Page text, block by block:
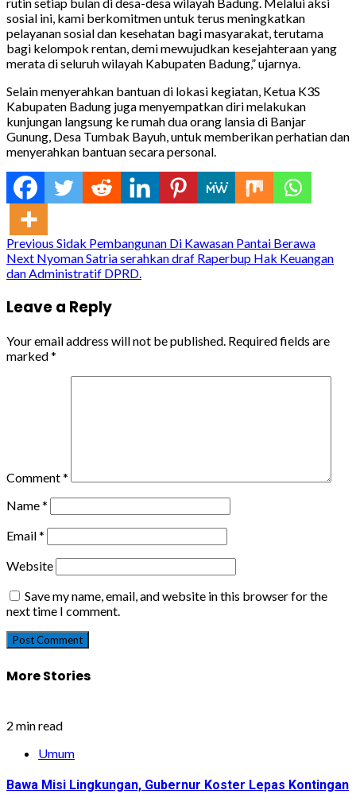
sosial ini, kami berkomitmen untuk terus meningkatkan
pelayanan sosial dan kesehatan bagi masyarakat, terutama
bagi kelompok rentan, demi mewujudkan kesejahteraan yang
merata di seluruh wilayah Kabupaten Badung,” ujarnya.
Selain menyerahkan bantuan di lokasi kegiatan, Ketua K3S
Kabupaten Badung juga menyempatkan diri melakukan
kunjungan langsung ke rumah dua orang lansia di Banjar
Gunung, Desa Tumbak Bayuh, untuk memberikan perhatian dan
menyerahkan bantuan secara personal.
Continue
Reading
Previous Sidak Pembangunan Di Kawasan Pantai Berawa
Next Nyoman Satria serahkan draf Raperbup Hak Keuangan
dan Administratif DPRD.
Leave a Reply
Your email address will not be published. Required fields are
marked*
Comment*
Name*
Email*
Website
Save my name, email, and website in this browser for the
next time I comment.
More Stories
2 min read
Umum
Bawa Misi Lingkungan, Gubernur Koster Lepas Kontingan